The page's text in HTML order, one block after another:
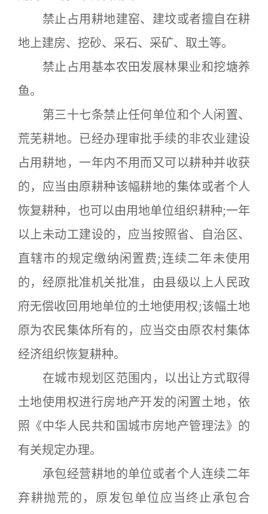
禁止占用耕地建窑、建坟或者擅自在耕
地上建房、挖砂、采石、采矿、取土等。
禁止占用基本农田发展林果业和挖塘养
鱼。
第三十七条禁止任何单位和个人闲置、
荒芜耕地。已经办理审批手续的非农业建设
占用耕地，一年内不用而又可以耕种并收获
的，应当由原耕种该幅耕地的集体或者个人
恢复耕种，也可以由用地单位组织耕种;一年
以上未动工建设的，应当按照省、自治区、
直辖市的规定缴纳闲置费;连续二年未使用
的，经原批准机关批准，由县级以上人民政
府无偿收回用地单位的土地使用权;该幅土地
原为农民集体所有的，应当交由原农村集体
经济组织恢复耕种。
在城市规划区范围内，以出让方式取得
土地使用权进行房地产开发的闲置土地，依
照《中华人民共和国城市房地产管理法》的
有关规定办理。
承包经营耕地的单位或者个人连续二年
弃耕抛荒的，原发包单位应当终止承包合